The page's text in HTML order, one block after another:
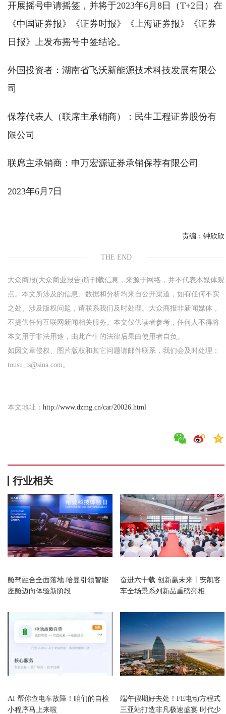
开展摇号申请摇签，并将于2023年6月8日（T+2日）在
《中国证券报》《证券时报》《上海证券报》《证券
日报》上发布摇号中签结论。
外国投资者：湖南省飞沃新能源技术科技发展有限公
司
保荐代表人（联席主承销商）：民生工程证券股份有
限公司
联席主承销商：申万宏源证券承销保荐有限公司
2023年6月7日
责编： 钟欣欣
THE END
大众商报(大众商业报告)所刊载信息，来源于网络，并不代表本媒体观
点。本文所涉及的信息、数据和分析均来自公开渠道，如有任何不实
之处、涉及版权问题，请联系我们及时处理。大众商报非新闻媒体，
不提供任何互联网新闻相关服务。本文仅供读者参考，任何人不得将
本文用于非法用途，由此产生的法律后果由使用者自负。
如因文章侵权、图片版权和其它问题请邮件联系，我们会及时处理：
tousu_ts@sina.com。
本文地址： http://www.dzmg.cn/car/20026.html
行业相关
舱驾融合全面落地 哈曼引领智能
座舱迈向体验新阶段
奋进六十载 创新赢未来丨安凯客
车全场景系列新品重磅亮相
AI 帮你查电车故障！咱们的自检
小程序马上来啦
端午假期好去处！FE电动方程式
三亚站打造非凡极速盛宴 时代少